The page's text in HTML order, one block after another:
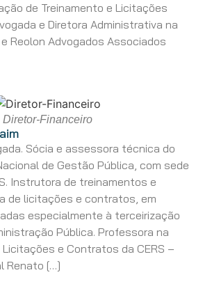
de Treinamento e Licitações
e Diretora Administrativa na
Reolon Advogados Associados
Diretor-Financeiro
Sócia e assessora técnica do
de Gestão Pública, com sede
Instrutora de treinamentos e
de licitações e contratos, em
especialmente à terceirização
Pública. Professora na
e Contratos da CERS –
Renato […]